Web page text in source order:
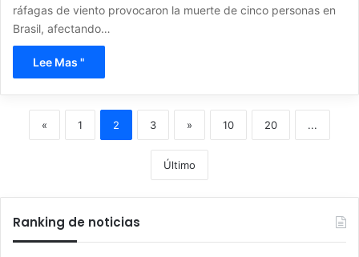
ráfagas de viento provocaron la muerte de cinco personas en
Brasil, afectando…
Lee Mas "
« 1 2 3 » 10 20 ...
Último
Ranking de noticias